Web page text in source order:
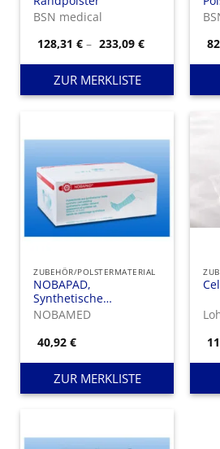
BSN medical
128,31€ – 233,09€Preisspanne:
bis
ZUR MERKLISTE
ZUBEHÖR/POLSTERMATERIAL
NOBAPAD,
Synthetische
Polsterbinde
NOBAMED
40,92€
ZUR MERKLISTE